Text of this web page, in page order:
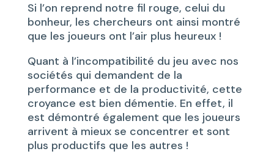
Si l’on reprend notre fil rouge, celui du
bonheur, les chercheurs ont ainsi montré
que les joueurs ont l’air plus heureux !
Quant à l’incompatibilité du jeu avec nos
sociétés qui demandent de la
performance et de la productivité, cette
croyance est bien démentie. En effet, il
est démontré également que les joueurs
arrivent à mieux se concentrer et sont
plus productifs que les autres !